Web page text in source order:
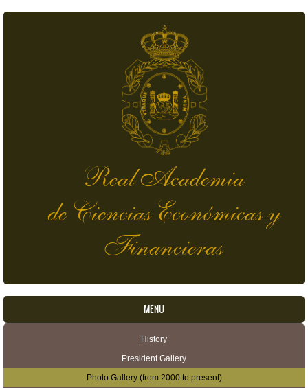
Real Academia
de Ciencias Económicas y
Financieras
MENU
History
President Gallery
Photo Gallery (from 2000 to present)